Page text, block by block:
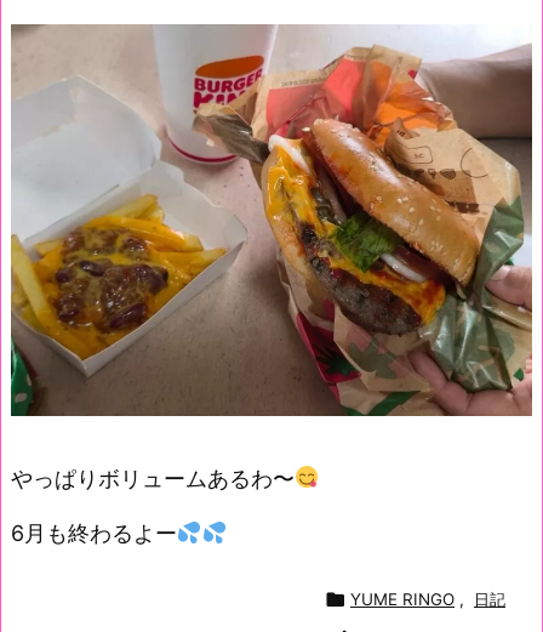
やっぱりボリュームあるわ〜
6月も終わるよー
 YUME RINGO , 日記